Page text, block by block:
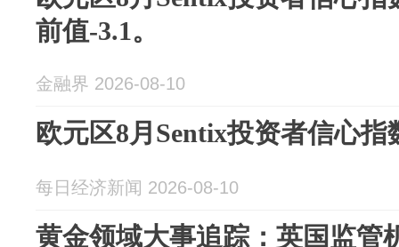
前值-3.1。
金融界 2026-08-10
欧元区8月Sentix投资者信心指
每日经济新闻 2026-08-10
黄金领域大事追踪：英国监管